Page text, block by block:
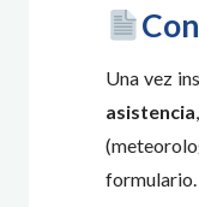
Una vez
asistencia
formulario.